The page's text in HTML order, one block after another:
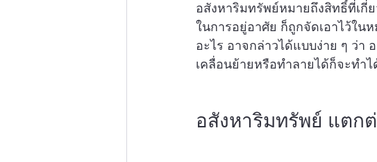
อสังหาริมทรัพย์หมายถึงสิทธิ์ที่เ
ในการอยู่อาศัย ก็ถูกจัดเอาไว้ใ
อะไร อาจกล่าวได้แบบง่าย ๆ ว่า
เคลื่อนย้ายหรือทำลายได้ก็จะทำ
อสังหาริมทรัพย์ แตก